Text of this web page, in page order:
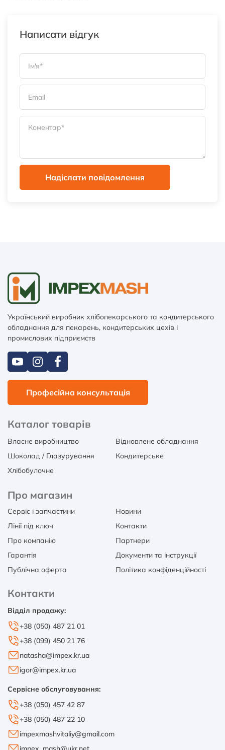
Написати відгук
Надіслати повідомлення
Український виробник хлібопекарського та кондитерського
обладнання для пекарень, кондитерських цехів і
промислових підприємств
Професійна консультація
Каталог товарів
Власне виробництво
Відновлене обладнання
Шоколад / Глазурування
Кондитерське
Хлібобулочне
Про магазин
Сервіс і запчастини
Новини
Лінії під ключ
Контакти
Про компанію
Партнери
Гарантія
Документи та інструкції
Публічна оферта
Політика конфіденційності
Контакти
Відділ продажу:
+38 (050) 487 21 01
+38 (099) 450 21 76
natasha@impex.kr.ua
igor@impex.kr.ua
Сервісне обслуговування:
+38 (050) 457 42 87
+38 (050) 487 22 10
impexmashvitaliy@gmail.com